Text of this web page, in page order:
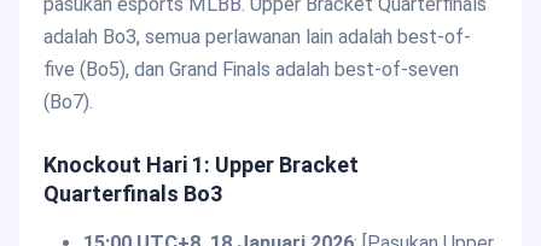
adalah Bo3, semua perlawanan lain adalah best-of-
five (Bo5), dan Grand Finals adalah best-of-seven
(Bo7).
Knockout Hari 1: Upper Bracket
Quarterfinals Bo3